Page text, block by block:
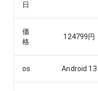
日
価
格
124799円
os Android 13